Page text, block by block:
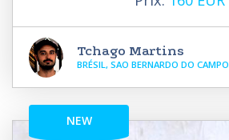
Tchago Martins
BRÉSIL, SAO BERNARDO DO CAMPO
NEW